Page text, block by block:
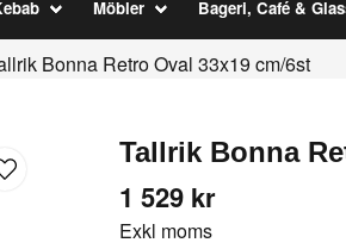
Möbler Bageri, Café &
Bonna Retro Oval 33x19 cm/6st
Tallrik Bonna
1 529 kr
Exkl moms